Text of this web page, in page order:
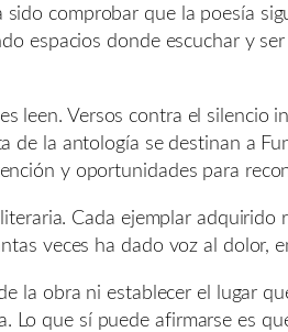
comprobar que la poesía
espacios donde escuchar y
leen. Versos contra el
la antología se destinan a
y oportunidades para
Cada ejemplar
veces ha dado voz al dolor,
la obra ni establecer el lugar
Lo que sí puede afirmarse es